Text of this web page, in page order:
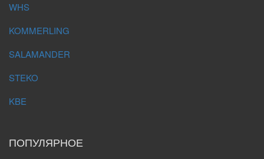
WHS
KOMMERLING
SALAMANDER
STEKO
KBE
ПОПУЛЯРНОЕ